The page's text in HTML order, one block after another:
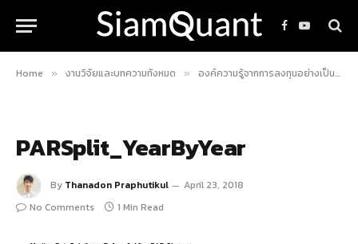
Facebook
YouTube
Home » งานวิจัยและบทความทั้งหมด » องค์ความรู้จากการลงทุนอย่างเป็นระบบ
PARSplit_YearByYear
By Thanadon Praphutikul
April 23, 2018
No Comments
1 Min Read